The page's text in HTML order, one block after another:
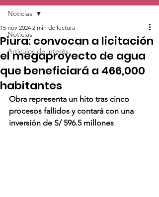
Noticias
Articulos de interés
Noticias
Piura: convocan a licitación
el megaproyecto de agua
que beneficiará a 466,000
habitantes
15 nov 2024 2 min de lectura
Obra representa un hito tras cinco
procesos fallidos y contará con una
inversión de S/ 596.5 millones